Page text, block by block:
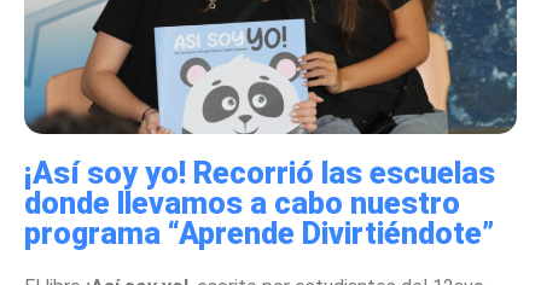
¡Así soy yo! Recorrió las escuelas
donde llevamos a cabo nuestro
programa “Aprende Divirtiéndote”